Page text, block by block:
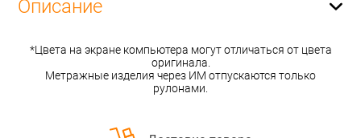
Описание
*Цвета на экране компьютера могут отличаться от цвета
оригинала.
Метражные изделия через ИМ отпускаются только
рулонами.